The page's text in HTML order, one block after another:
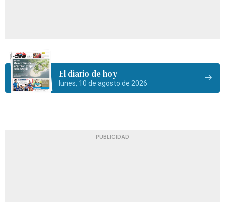
El diario de hoy
lunes, 10 de agosto de 2026
PUBLICIDAD